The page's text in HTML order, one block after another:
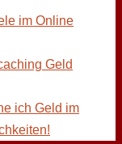
im Online
Geld
ich Geld im